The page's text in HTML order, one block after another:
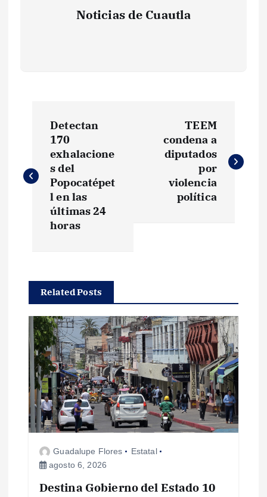
Noticias de Cuautla
v
c
ó
n
d
e
Detectan
170
exhalacione
s del
Popocatépet
l en las
últimas 24
horas
TEEM
condena a
diputados
por
violencia
política
Related Posts
Guadalupe Flores
Estatal
agosto 6, 2026
Destina Gobierno del Estado 10